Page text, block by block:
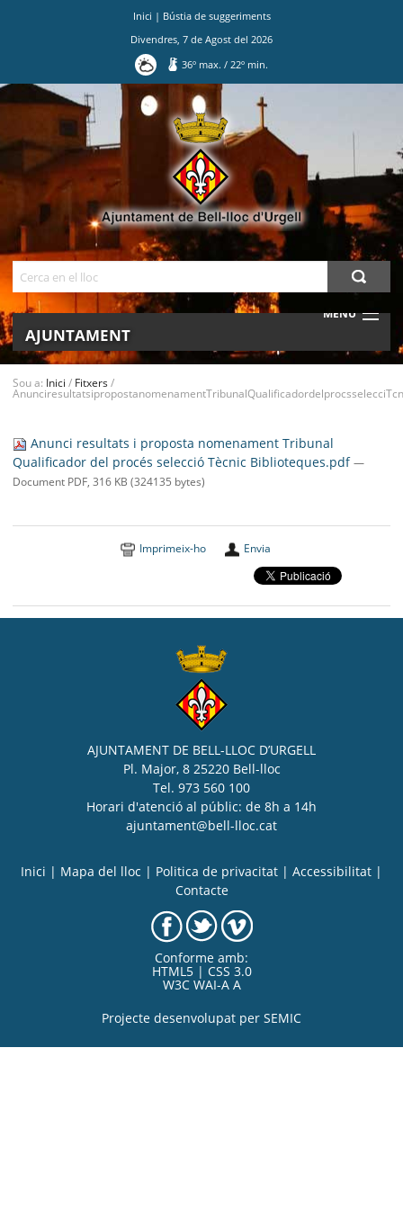
Inici | Bústia de suggeriments
Divendres 7 de Agost del 2026
36º max./ 22º min.
MENU
AJUNTAMENT
BELL-LLOC SOLUCIONA
Sou a: Inici / Fitxers/
Anunci resultats i proposta nomenament Tribunal
Qualificador del procés selecció Tècnic Biblioteques.pdf—
Document PDF, 316 KB (324135 bytes)
Imprimeix-ho Envia
AJUNTAMENT DE BELL-LLOC D’URGELL
Pl. Major, 8 25220 Bell-lloc
Tel. 973 560 100
Horari d'atenció al públic: de 8h a 14h
ajuntament@bell-lloc.cat
Inici | Mapa del lloc | Politica de privacitat | Accessibilitat |
Contacte
Conforme amb:
HTML5 | CSS 3.0
W3C WAI-A A
Projecte desenvolupat per SEMIC